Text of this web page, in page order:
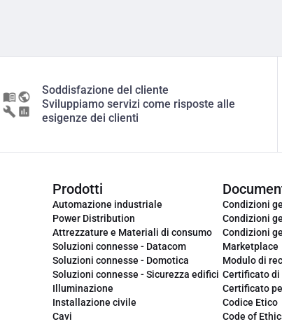
Soddisfazione del cliente
Sviluppiamo servizi come risposte alle
esigenze dei clienti
Prodotti
Automazione industriale
Power Distribution
Attrezzature e Materiali di consumo
Soluzioni connesse - Datacom
Soluzioni connesse - Domotica
Soluzioni connesse - Sicurezza edifici
Illuminazione
Installazione civile
Cavi
Condizioni
Condizioni
Condizioni
Marketplace
Modulo di
Certificato
Certificato
Codice Etico
Code of